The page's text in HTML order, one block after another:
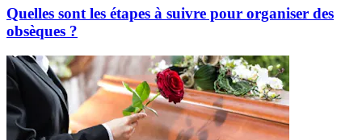
Quelles sont les étapes à suivre pour organiser des
obsèques ?